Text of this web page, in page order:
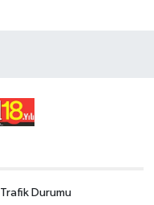
Trafik Durumu